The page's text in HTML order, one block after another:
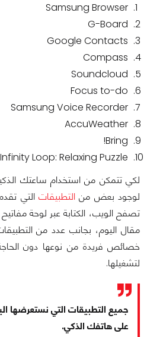
Samsung Browser
G-Board
Google Contacts
Compass
Soundcloud
Focus to-do
Samsung Voice Recorder
AccuWeather
Bring!
Infinity Loop: Relaxing Puzzle
لكي تتمكن من استخدام ساعتك
لوجود بعض من التطبيقاتالتي
تصفح الويب، الكتابة عبر لوحة
مقال اليوم، بجانب عدد من
خصائص فريدة من نوعها دون
لتشغيلها.
جميع التطبيقات التي نستعرضها
على هاتفك الذكي.